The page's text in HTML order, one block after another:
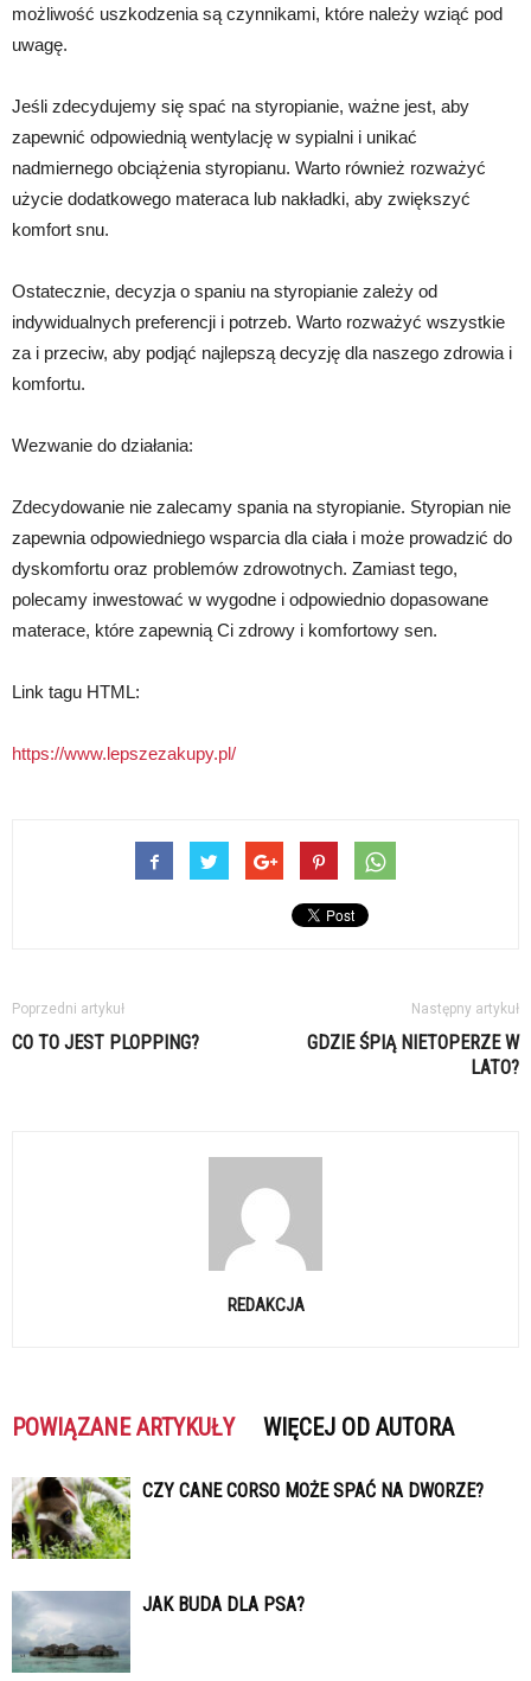
możliwość uszkodzenia są czynnikami, które należy wziąć pod
uwagę.
Jeśli zdecydujemy się spać na styropianie, ważne jest, aby
zapewnić odpowiednią wentylację w sypialni i unikać
nadmiernego obciążenia styropianu. Warto również rozważyć
użycie dodatkowego materaca lub nakładki, aby zwiększyć
komfort snu.
Ostatecznie, decyzja o spaniu na styropianie zależy od
indywidualnych preferencji i potrzeb. Warto rozważyć wszystkie
za i przeciw, aby podjąć najlepszą decyzję dla naszego zdrowia i
komfortu.
Wezwanie do działania:
Zdecydowanie nie zalecamy spania na styropianie. Styropian nie
zapewnia odpowiedniego wsparcia dla ciała i może prowadzić do
dyskomfortu oraz problemów zdrowotnych. Zamiast tego,
polecamy inwestować w wygodne i odpowiednio dopasowane
materace, które zapewnią Ci zdrowy i komfortowy sen.
Link tagu HTML:
https://www.lepszezakupy.pl/
Poprzedni artykuł
CO TO JEST PLOPPING?
Następny artykuł
GDZIE ŚPIĄ NIETOPERZE W
LATO?
REDAKCJA
POWIĄZANE ARTYKUŁY WIĘCEJ OD AUTORA
CZY CANE CORSO MOŻE SPAĆ NA DWORZE?
JAK BUDA DLA PSA?